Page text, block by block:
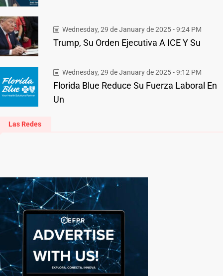
Wednesday, 29 de January de 2025 - 9:24 PM
Trump, Su Orden Ejecutiva A ICE Y Su
Wednesday, 29 de January de 2025 - 9:12 PM
Florida Blue Reduce Su Fuerza Laboral En
Un
Las Redes